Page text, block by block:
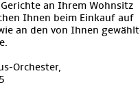
an Ihrem Wohnsitz
Ihnen beim Einkauf auf
an den von Ihnen
Orchester,